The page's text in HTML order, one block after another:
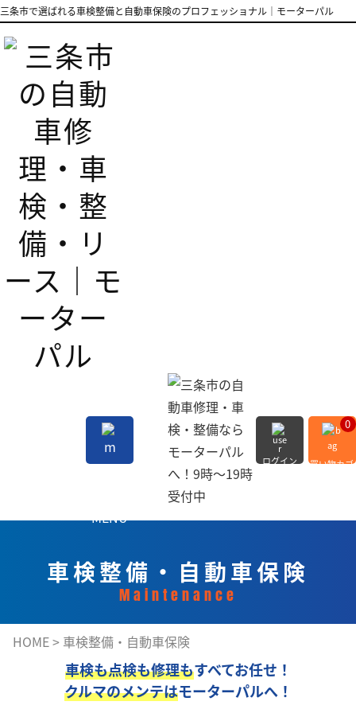
三条市で選ばれる車検整備と自動車保険のプロフェッショナル｜モーターパル
MENU
ログイン
0
買い物カゴ
車検整備・自動車保険
Maintenance
HOME> 車検整備・自動車保険
車検も点検も修理もすべてお任せ！
クルマのメンテはモーターパルへ！